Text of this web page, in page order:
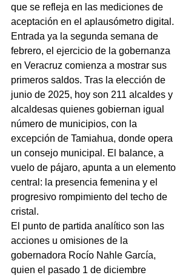
que se refleja en las mediciones de
aceptación en el aplausómetro digital.
Entrada ya la segunda semana de
febrero, el ejercicio de la gobernanza
en Veracruz comienza a mostrar sus
primeros saldos. Tras la elección de
junio de 2025, hoy son 211 alcaldes y
alcaldesas quienes gobiernan igual
número de municipios, con la
excepción de Tamiahua, donde opera
un consejo municipal. El balance, a
vuelo de pájaro, apunta a un elemento
central: la presencia femenina y el
progresivo rompimiento del techo de
cristal.
El punto de partida analítico son las
acciones u omisiones de la
gobernadora Rocío Nahle García,
quien el pasado 1 de diciembre